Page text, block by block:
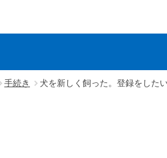
手続き 犬を新しく飼った。登録をした